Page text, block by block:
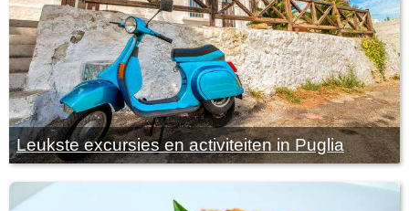
Leukste excursies en activiteiten in Puglia